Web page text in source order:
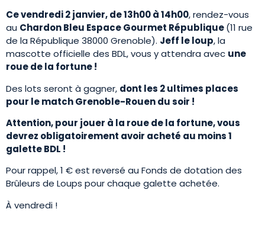
Ce vendredi 2 janvier, de 13h00 à 14h00, rendez-vous
au Chardon Bleu Espace Gourmet République(11 rue
de la République 38000 Grenoble). Jeff le loup, la
mascotte officielle des BDL, vous y attendra avec une
roue de la fortune !
Des lots seront à gagner, dont les 2 ultimes places
pour le match Grenoble-Rouen du soir !
Attention, pour jouer à la roue de la fortune, vous
devrez obligatoirement avoir acheté au moins 1
galette BDL !
Pour rappel, 1 € est reversé au Fonds de dotation des
Brûleurs de Loups pour chaque galette achetée.
À vendredi !